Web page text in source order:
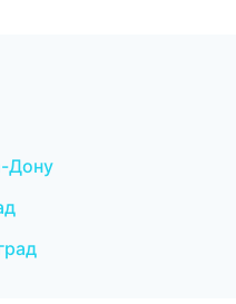
Дону